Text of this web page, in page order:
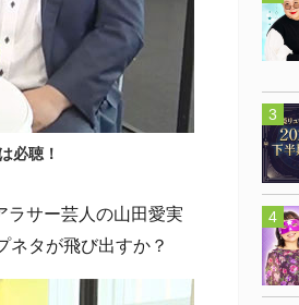
必聴！
サー芸人の山田愛実
ネタが飛び出すか？